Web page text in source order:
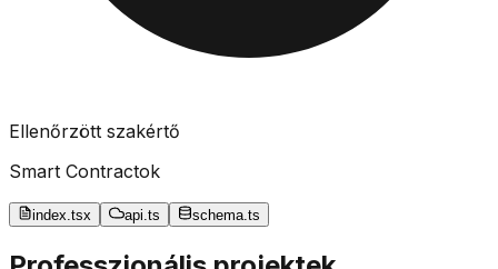
Ellenőrzött szakértő
Smart Contractok
index.tsx api.ts schema.ts